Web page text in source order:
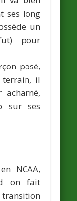
ses long
un
pour
posé,
terrain, il
acharné,
sur ses
NCAA,
on fait
transition